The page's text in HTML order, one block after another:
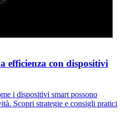
efficienza con dispositivi
i dispositivi smart possono
Scopri strategie e consigli pratici